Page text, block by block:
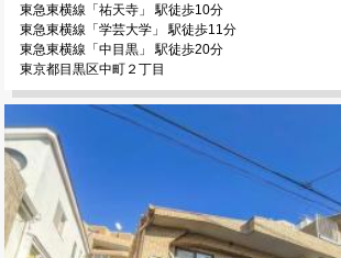
東急東横線「祐天寺」 駅徒歩10分
東急東横線「学芸大学」 駅徒歩11分
東急東横線「中目黒」 駅徒歩20分
東京都目黒区中町２丁目